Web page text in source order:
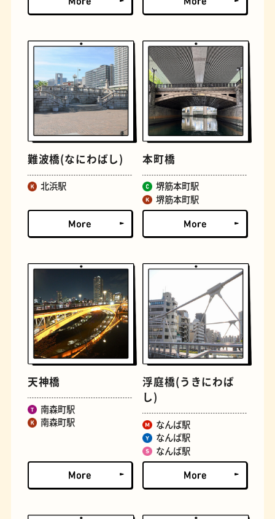
おいもスイーツ
文学碑 ジェラート
ジューススタンド たまごサンド
難波橋(なにわばし)
北浜駅
本町橋
堺筋本町駅
堺筋本町駅
天神橋
南森町駅
南森町駅
浮庭橋(うきにわば
し)
なんば駅
なんば駅
なんば駅